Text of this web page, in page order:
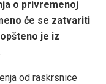
o privremenoj
će se zatvariti
je iz
od raskrsnice